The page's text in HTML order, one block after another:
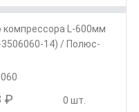
компрессора L-600мм
14) / Полюс-
₽ 0 шт.